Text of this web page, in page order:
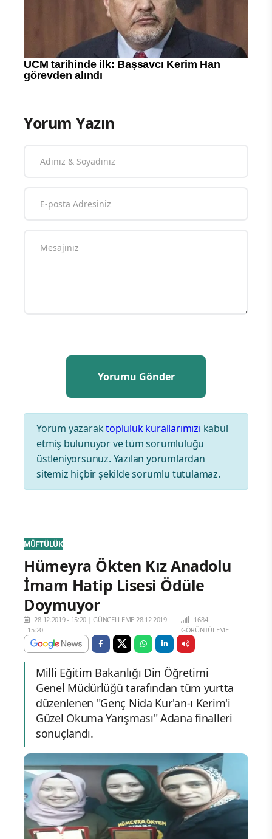
Yorum Yazın
Yorum yazaraktopluluk kurallarımızı kabul
etmiş bulunuyor ve tüm sorumluluğu
üstleniyorsunuz. Yazılan yorumlardan
sitemiz hiçbir şekilde sorumlu tutulamaz.
MÜFTÜLÜK
Hümeyra Ökten Kız Anadolu
İmam Hatip Lisesi Ödüle
Doymuyor
28.12.2019 - 15:20 |GÜNCELLEME:28.12.2019
- 15:20
1684
GÖRÜNTÜLEME
Milli Eğitim Bakanlığı Din Öğretimi
Genel Müdürlüğü tarafından tüm yurtta
düzenlenen "Genç Nida Kur'an-ı Kerim'i
Güzel Okuma Yarışması" Adana finalleri
sonuçlandı.